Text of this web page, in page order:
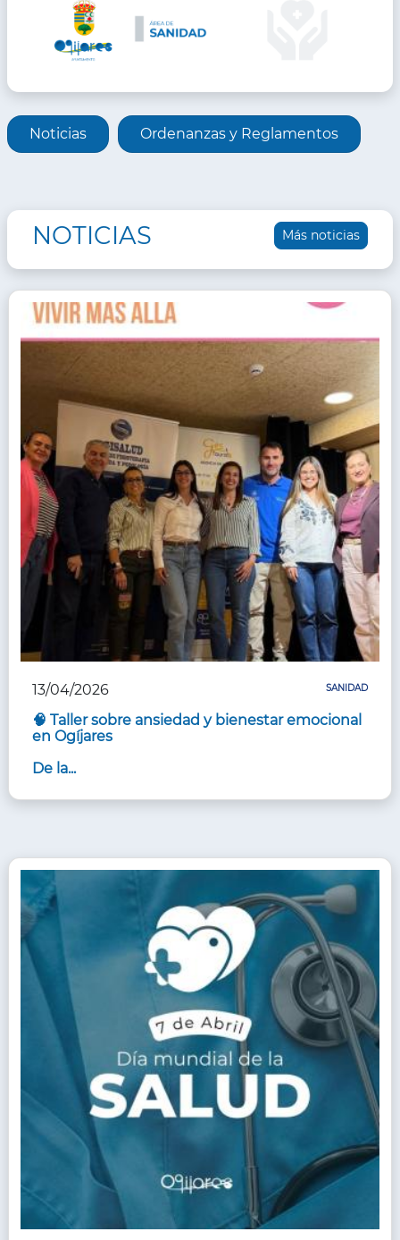
INFORMACIÓN
DE
ÁREA
Noticias Ordenanzas y Reglamentos
NOTICIAS Más noticias
13/04/2026 SANIDAD
🧠 Taller sobre ansiedad y bienestar emocional
en Ogíjares
De la...